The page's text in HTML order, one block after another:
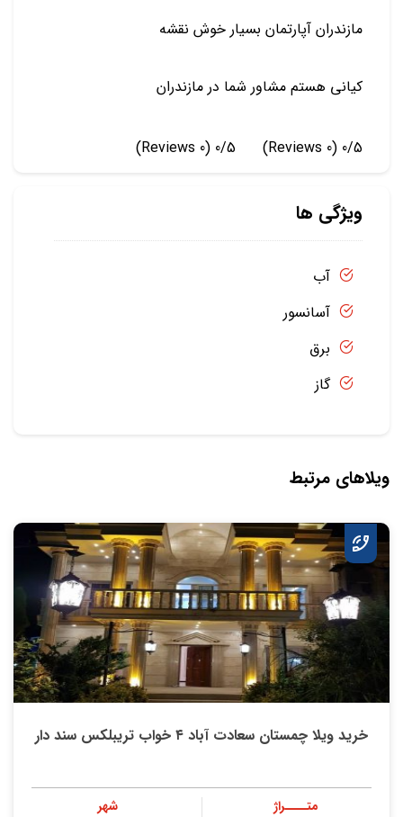
مازندران آپارتمان بسیار خوش نقشه
کیانی هستم مشاور شما در مازندران
0/5
(0 Reviews)
0/5
(0 Reviews)
ویژگی ها
آب
آسانسور
برق
گاز
ویلاهای مرتبط
خرید ویلا چمستان سعادت آباد ۴ خواب تریبلکس سند دار
متــــراژ
شهر